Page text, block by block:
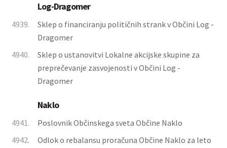
Log-Dragomer
4939.
Sklep o financiranju političnih strank v Občini Log -
Dragomer
4940.
Sklep o ustanovitvi Lokalne akcijske skupine za
preprečevanje zasvojenosti v Občini Log -
Dragomer
Naklo
4941.
Poslovnik Občinskega sveta Občine Naklo
4942.
Odlok o rebalansu proračuna Občine Naklo za leto